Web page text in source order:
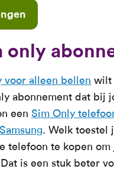
only
voor alleen bellen wilt
abonnement dat bij
een Sim Only
. Welk toestel
telefoon te kopen
is een stuk beter